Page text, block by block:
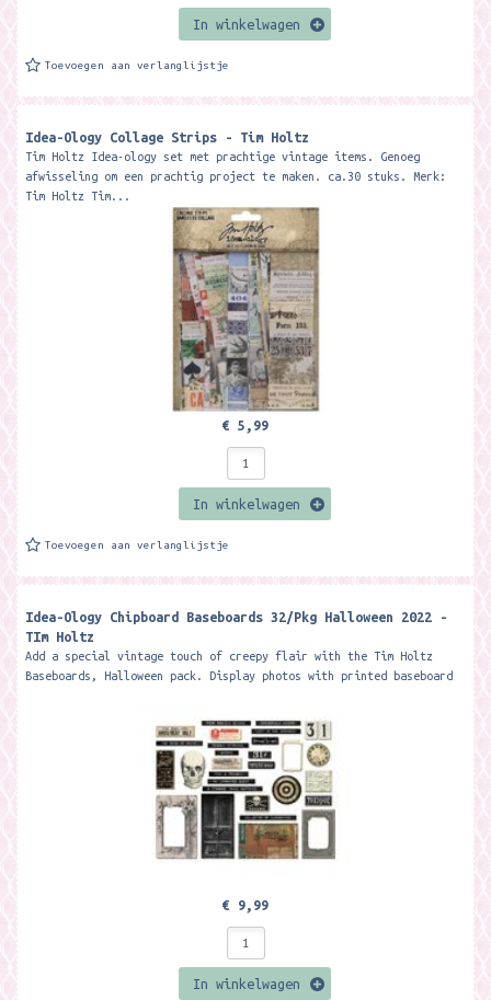
In winkelwagen
Toevoegen aan verlanglijstje
Idea-Ology Collage Strips - Tim Holtz
Tim Holtz Idea-ology set met prachtige vintage items. Genoeg
afwisseling om een prachtig project te maken. ca.30 stuks. Merk:
Tim Holtz Tim...
€ 5,99
In winkelwagen
Toevoegen aan verlanglijstje
Idea-Ology Chipboard Baseboards 32/Pkg Halloween 2022 -
TIm Holtz
Add a special vintage touch of creepy flair with the Tim Holtz
Baseboards, Halloween pack. Display photos with printed baseboard
€ 9,99
In winkelwagen